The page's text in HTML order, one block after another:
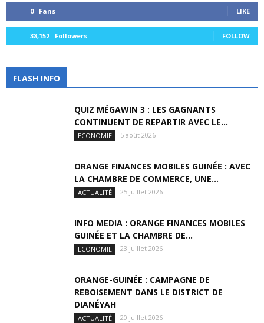
0 Fans LIKE
38,152 Followers FOLLOW
FLASH INFO
QUIZ MÉGAWIN 3 : LES GAGNANTS
CONTINUENT DE REPARTIR AVEC LE...
ECONOMIE 5 août 2026
ORANGE FINANCES MOBILES GUINÉE : AVEC
LA CHAMBRE DE COMMERCE, UNE...
ACTUALITÉ 25 juillet 2026
INFO MEDIA : ORANGE FINANCES MOBILES
GUINÉE ET LA CHAMBRE DE...
ECONOMIE 23 juillet 2026
ORANGE-GUINÉE : CAMPAGNE DE
REBOISEMENT DANS LE DISTRICT DE
DIANÉYAH
ACTUALITÉ 20 juillet 2026